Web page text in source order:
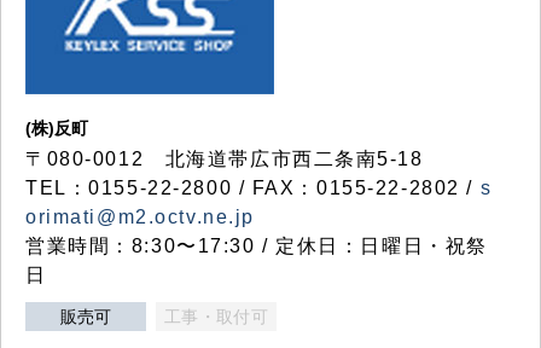
(株)反町
〒080-0012 北海道帯広市西二条南5-18
TEL：0155-22-2800 / FAX：0155-22-2802 / s
orimati@m2.octv.ne.jp
営業時間：8:30〜17:30 / 定休日：日曜日・祝祭
日
販売可 工事・取付可